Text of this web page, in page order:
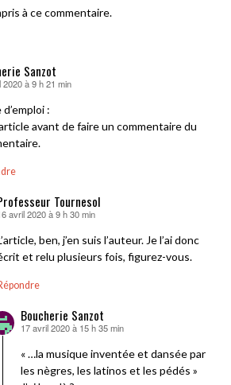
à ce commentaire.
Sanzot
2020 à 9 h 21 min
:
avant de faire un commentaire du
Tournesol
:
avril 2020 à 9 h 30 min
ben, j’en suis l’auteur. Je l’ai donc
et relu plusieurs fois, figurez-vous.
Boucherie Sanzot
dit :
17 avril 2020 à 15 h 35 min
« …la musique inventée et dansée par
les nègres, les latinos et les pédés »